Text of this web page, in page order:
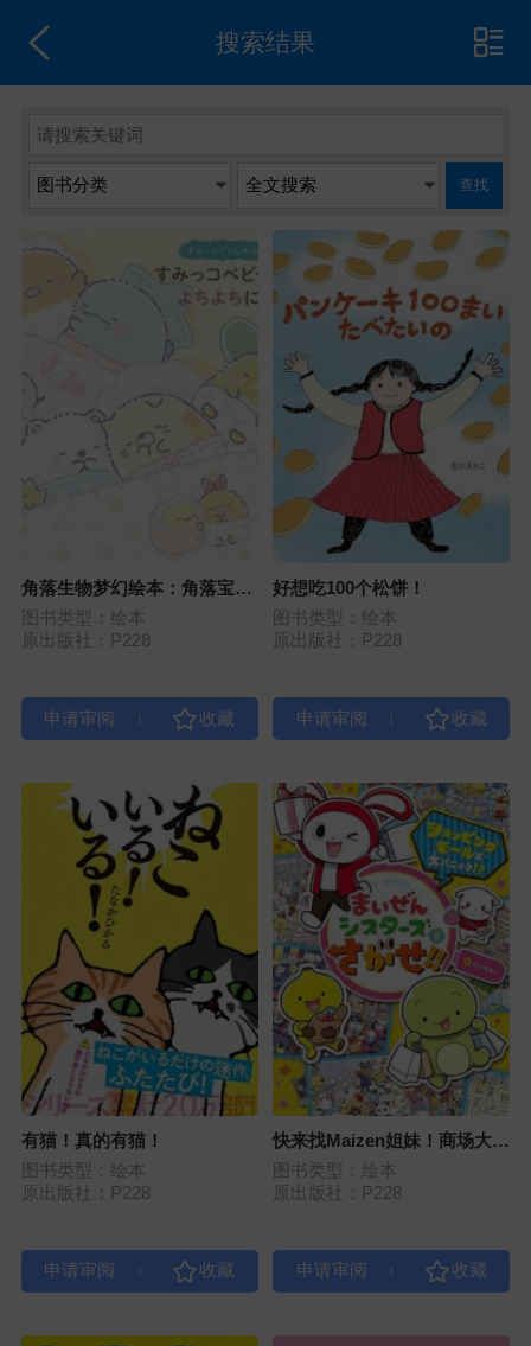
搜索结果
查找
角落生物梦幻绘本：角落宝宝
成长日记
图书类型：绘本
原出版社：P228
好想吃100个松饼！
图书类型：绘本
原出版社：P228
有猫！真的有猫！
图书类型：绘本
原出版社：P228
快来找Maizen姐妹！商场大骚
动！
图书类型：绘本
原出版社：P228